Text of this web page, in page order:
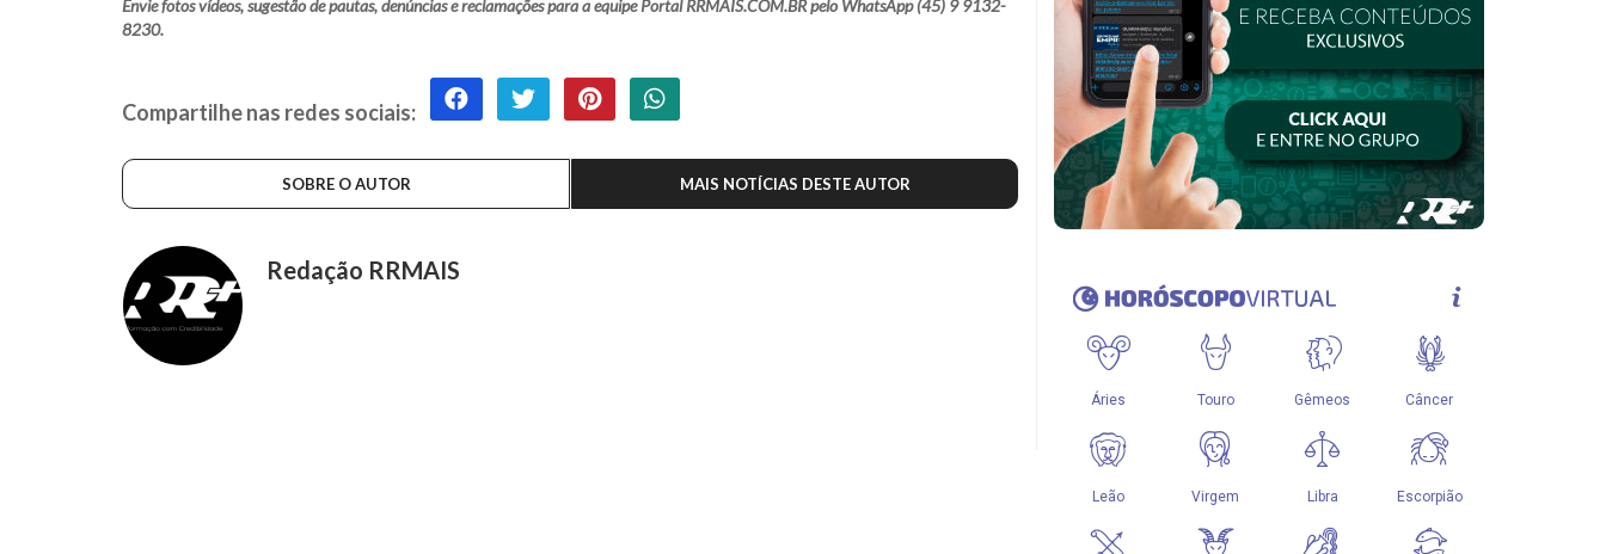
Envie fotos vídeos, sugestão de pautas, denúncias e reclamações para a equipe Portal RRMAIS.COM.BR pelo WhatsApp (45) 9 9132-
8230.
Compartilhe nas redes sociais:
SOBRE O AUTOR MAIS NOTÍCIAS DESTE AUTOR
Redação RRMAIS